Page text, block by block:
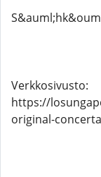
Verkkosivusto:
https://
original-